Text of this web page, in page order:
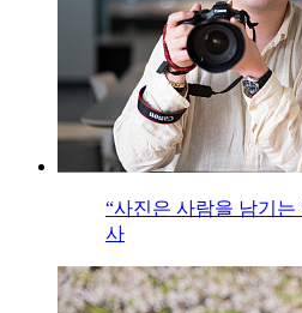
“사진은 사람을 남기는
사